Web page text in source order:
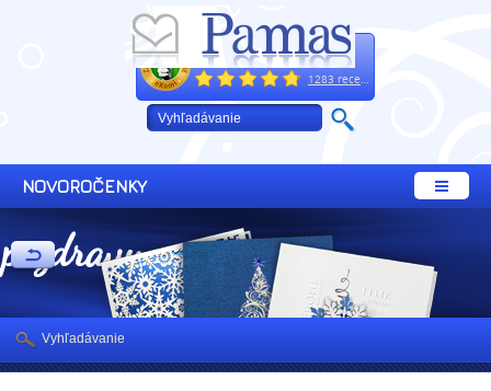
+421 32 64 02 660
Excelentne
1283 recenzií
NOVOROČENKY
Vyhľadávanie